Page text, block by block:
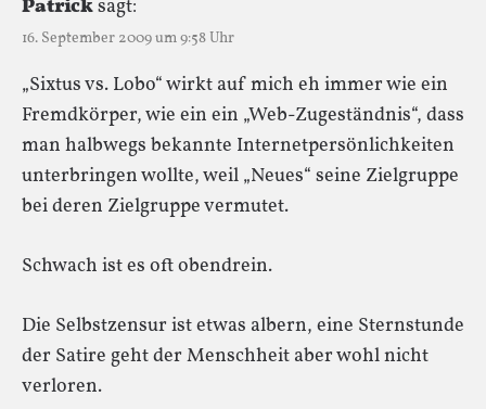
Patricksagt:
16. September 2009 um 9:58 Uhr
„Sixtus vs. Lobo“ wirkt auf mich eh immer wie ein
Fremdkörper, wie ein ein „Web-Zugeständnis“, dass
man halbwegs bekannte Internetpersönlichkeiten
unterbringen wollte, weil „Neues“ seine Zielgruppe
bei deren Zielgruppe vermutet.
Schwach ist es oft obendrein.
Die Selbstzensur ist etwas albern, eine Sternstunde
der Satire geht der Menschheit aber wohl nicht
verloren.